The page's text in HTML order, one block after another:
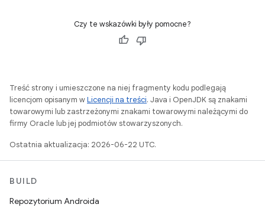
Czy te wskazówki były pomocne?
Treść strony i umieszczone na niej fragmenty kodu podlegają
licencjom opisanym wLicencji na treści. Java i OpenJDK są znakami
towarowymi lub zastrzeżonymi znakami towarowymi należącymi do
firmy Oracle lub jej podmiotów stowarzyszonych.
Ostatnia aktualizacja: 2026-06-22 UTC.
BUILD
Repozytorium Androida